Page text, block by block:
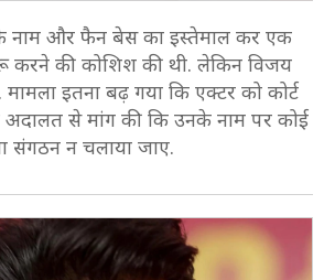
नाम और फैन बेस का इस्तेमाल कर एक
करने की कोशिश की थी. लेकिन विजय
इतना बढ़ गया कि एक्टर को कोर्ट
अदालत से मांग की कि उनके नाम पर कोई
संगठन न चलाया जाए.